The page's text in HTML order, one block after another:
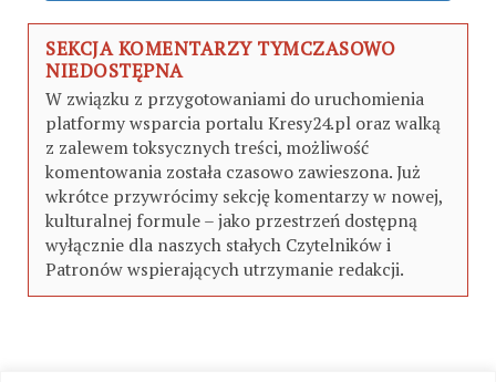
SEKCJA KOMENTARZY TYMCZASOWO
NIEDOSTĘPNA
W związku z przygotowaniami do uruchomienia
platformy wsparcia portalu Kresy24.pl oraz walką
z zalewem toksycznych treści, możliwość
komentowania została czasowo zawieszona. Już
wkrótce przywrócimy sekcję komentarzy w nowej,
kulturalnej formule – jako przestrzeń dostępną
wyłącznie dla naszych stałych Czytelników i
Patronów wspierających utrzymanie redakcji.